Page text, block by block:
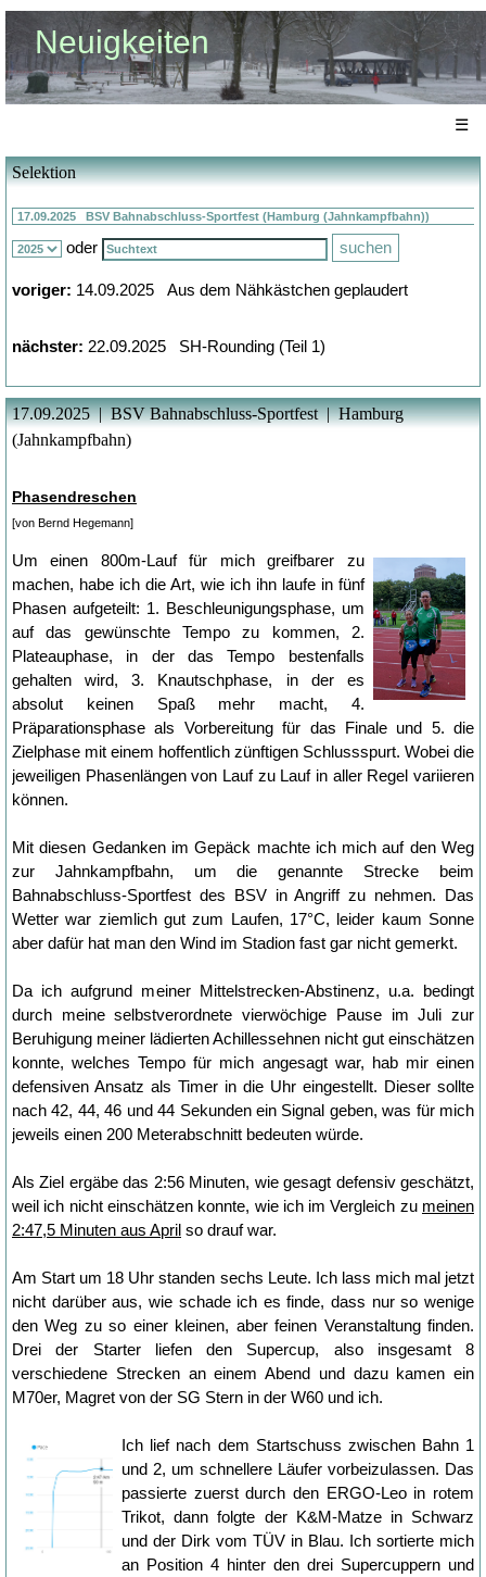
Neuigkeiten
☰
Selektion
oder
voriger: 14.09.2025 Aus dem Nähkästchen geplaudert
nächster: 22.09.2025 SH-Rounding (Teil 1)
17.09.2025 | BSV Bahnabschluss-Sportfest | Hamburg
(Jahnkampfbahn)
Phasendreschen
[von Bernd Hegemann]
Um einen 800m-Lauf für mich greifbarer zu
machen, habe ich die Art, wie ich ihn laufe in fünf
Phasen aufgeteilt: 1. Beschleunigungsphase, um
auf das gewünschte Tempo zu kommen, 2.
Plateauphase, in der das Tempo bestenfalls
gehalten wird, 3. Knautschphase, in der es
absolut keinen Spaß mehr macht, 4.
Präparationsphase als Vorbereitung für das Finale und 5. die
Zielphase mit einem hoffentlich zünftigen Schlussspurt. Wobei die
jeweiligen Phasenlängen von Lauf zu Lauf in aller Regel variieren
können.
Mit diesen Gedanken im Gepäck machte ich mich auf den Weg
zur Jahnkampfbahn, um die genannte Strecke beim
Bahnabschluss-Sportfest des BSV in Angriff zu nehmen. Das
Wetter war ziemlich gut zum Laufen, 17°C, leider kaum Sonne
aber dafür hat man den Wind im Stadion fast gar nicht gemerkt.
Da ich aufgrund meiner Mittelstrecken-Abstinenz, u.a. bedingt
durch meine selbstverordnete vierwöchige Pause im Juli zur
Beruhigung meiner lädierten Achillessehnen nicht gut einschätzen
konnte, welches Tempo für mich angesagt war, hab mir einen
defensiven Ansatz als Timer in die Uhr eingestellt. Dieser sollte
nach 42, 44, 46 und 44 Sekunden ein Signal geben, was für mich
jeweils einen 200 Meterabschnitt bedeuten würde.
Als Ziel ergäbe das 2:56 Minuten, wie gesagt defensiv geschätzt,
weil ich nicht einschätzen konnte, wie ich im Vergleich zu meinen
2:47,5 Minuten aus April so drauf war.
Am Start um 18 Uhr standen sechs Leute. Ich lass mich mal jetzt
nicht darüber aus, wie schade ich es finde, dass nur so wenige
den Weg zu so einer kleinen, aber feinen Veranstaltung finden.
Drei der Starter liefen den Supercup, also insgesamt 8
verschiedene Strecken an einem Abend und dazu kamen ein
M70er, Magret von der SG Stern in der W60 und ich.
Ich lief nach dem Startschuss zwischen Bahn 1
und 2, um schnellere Läufer vorbeizulassen. Das
passierte zuerst durch den ERGO-Leo in rotem
Trikot, dann folgte der K&M-Matze in Schwarz
und der Dirk vom TÜV in Blau. Ich sortierte mich
an Position 4 hinter den drei Supercuppern und